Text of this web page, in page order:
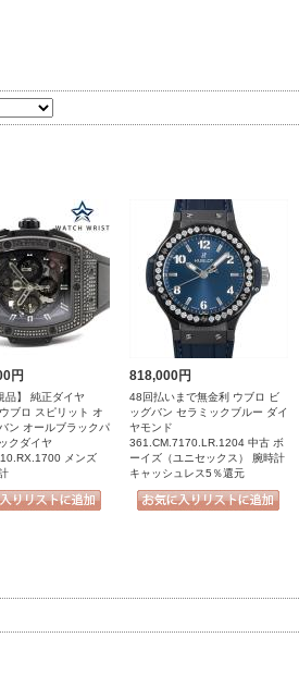
円 818,000円
品】 純正ダイヤ
ブロ スピリット オ
ン オールブラックパ
クダイヤ
メンズ
48回払いまで無金利 ウブロ ビ
ッグバン セラミックブルー ダイ
ヤモンド
361.CM.7170.LR.1204 中古 ボ
ーイズ（ユニセックス） 腕時計
キャッシュレス5％還元